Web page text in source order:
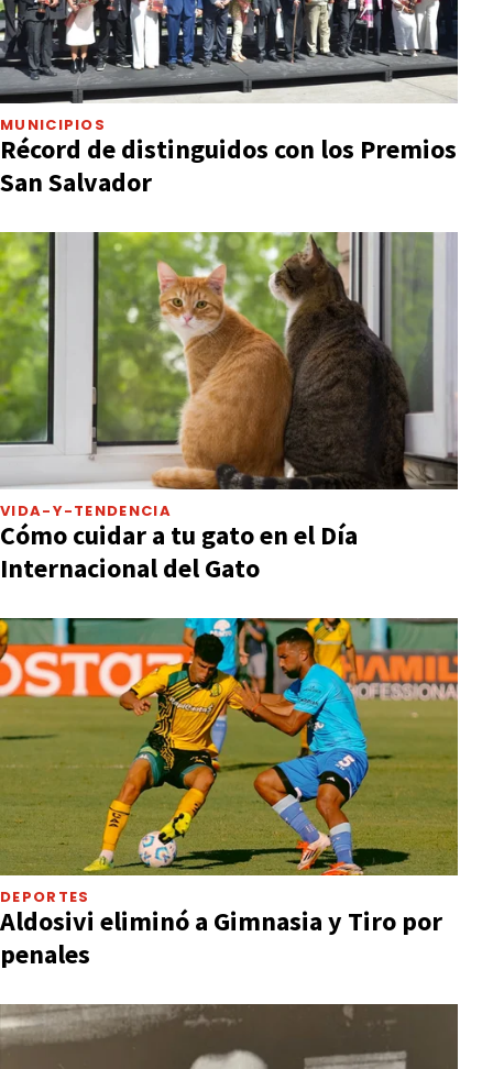
MUNICIPIOS
Récord de distinguidos con los Premios
San Salvador
VIDA-Y-TENDENCIA
Cómo cuidar a tu gato en el Día
Internacional del Gato
DEPORTES
Aldosivi eliminó a Gimnasia y Tiro por
penales